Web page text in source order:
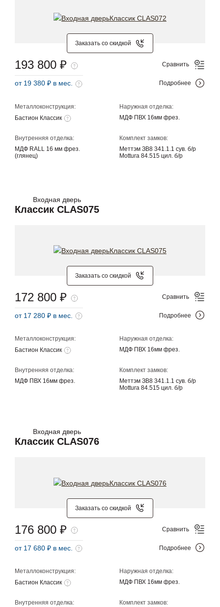
Заказать со скидкой
Металлоконструкция:
Бастион Классик
Наружная отделка:
МДФ ПВХ 16мм фрез.
Внутренняя отделка:
МДФ RALL 16 мм фрез.
(глянец)
Комплект замков:
Меттэм ЗВ8 341.1.1 сув. б/р
Mottura 84.515 цил. б/р
193 800 ₽
от 19 380 ₽ в мес.
Сравнить
Подробнее
Входная дверь
Классик CLAS075
Заказать со скидкой
Металлоконструкция:
Бастион Классик
Наружная отделка:
МДФ ПВХ 16мм фрез.
Внутренняя отделка:
МДФ ПВХ 16мм фрез.
Комплект замков:
Меттэм ЗВ8 341.1.1 сув. б/р
Mottura 84.515 цил. б/р
172 800 ₽
от 17 280 ₽ в мес.
Сравнить
Подробнее
Входная дверь
Классик CLAS076
Заказать со скидкой
Металлоконструкция:
Бастион Классик
Наружная отделка:
МДФ ПВХ 16мм фрез.
Внутренняя отделка: Комплект замков:
176 800 ₽
от 17 680 ₽ в мес.
Сравнить
Подробнее